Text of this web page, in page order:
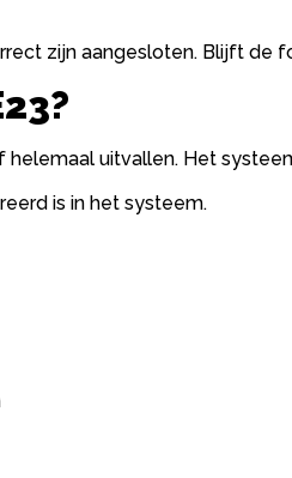
zijn aangesloten. Blijft de
uitvallen. Het
is in het systeem.